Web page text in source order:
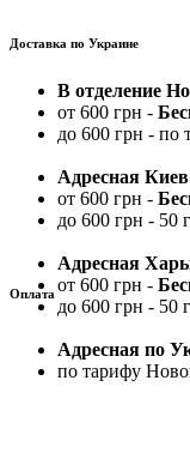
Доставка по Украине
В отделение
от 600 грн -
до 600 грн -
Адресная Киев
от 600 грн -
до 600 грн - 50
Адресная
от 600 грн -
до 600 грн - 50
Адресная по
по тарифу
Оплата